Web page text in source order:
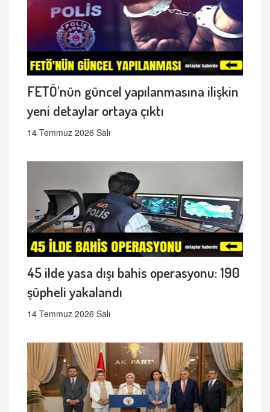
FETÖ'nün güncel yapılanmasına ilişkin
yeni detaylar ortaya çıktı
14 Temmuz 2026 Salı
45 ilde yasa dışı bahis operasyonu: 190
şüpheli yakalandı
14 Temmuz 2026 Salı